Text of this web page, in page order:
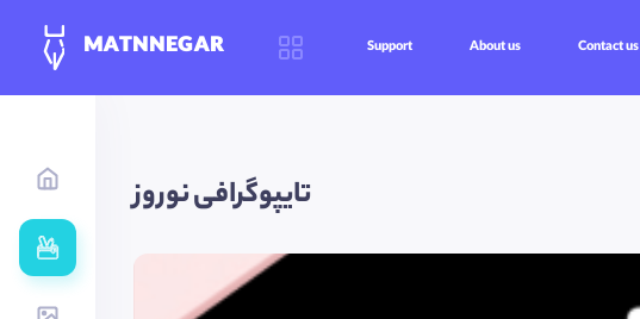
MATNNEGAR Support About us Contact us
تایپوگرافی نوروز